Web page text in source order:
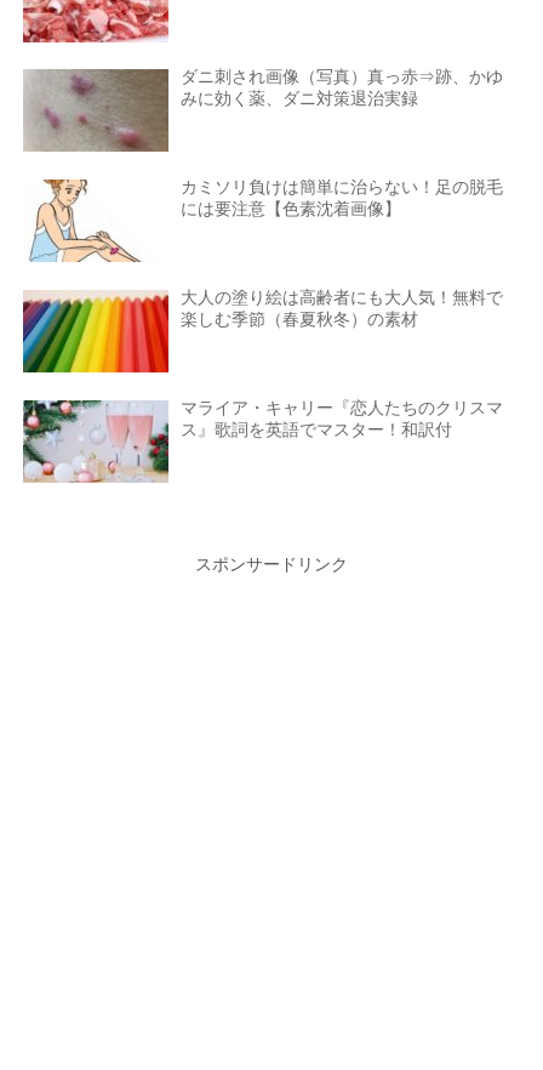
ダニ刺され画像（写真）真っ赤⇒跡、かゆ
みに効く薬、ダニ対策退治実録
カミソリ負けは簡単に治らない！足の脱毛
には要注意【色素沈着画像】
大人の塗り絵は高齢者にも大人気！無料で
楽しむ季節（春夏秋冬）の素材
マライア・キャリー『恋人たちのクリスマ
ス』歌詞を英語でマスター！和訳付
スポンサードリンク